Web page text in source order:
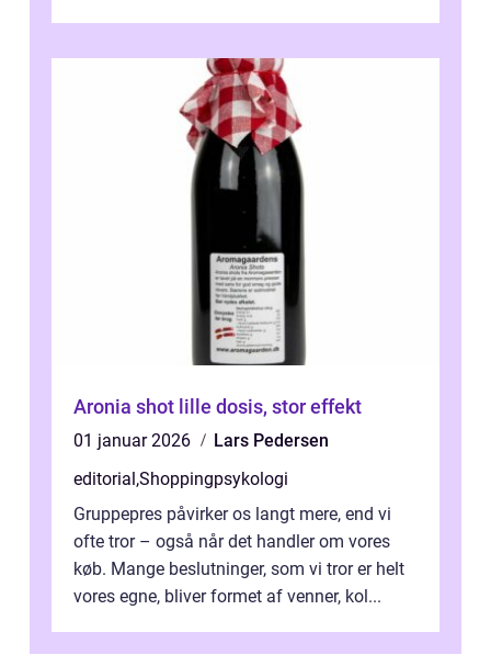
Aronia shot lille dosis, stor effekt
01 januar 2026
Lars Pedersen
editorial ,Shoppingpsykologi
Gruppepres påvirker os langt mere, end vi
ofte tror – også når det handler om vores
køb. Mange beslutninger, som vi tror er helt
vores egne, bliver formet af venner, kol...